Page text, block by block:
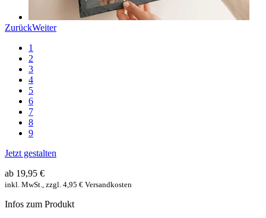
ZurückWeiter
1
2
3
4
5
6
7
8
9
Jetzt gestalten
ab 19,95 €
inkl. MwSt., zzgl. 4,95 € Versandkosten
Infos zum Produkt